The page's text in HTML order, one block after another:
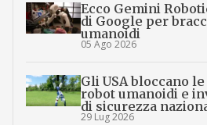
Ecco Gemini
di Google per
umanoidi
05 Ago 2026
Gli USA bloccano
robot umanoidi e
di sicurezza
29 Lug 2026